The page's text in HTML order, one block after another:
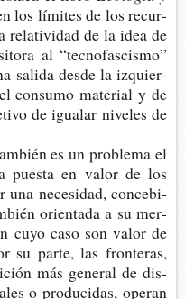
los lími­tes de los recur­
rela­ti­vi­dad de la idea de
al “tec­no­fas­cis­mo”
sali­da desde la izquier­
con­su­mo mate­rial y de
de igua­lar nive­les de
es un pro­ble­ma el
pues­ta en valor de los
una nece­si­dad, con­ce­bi­
orien­ta­da a su mer­
cuyo caso son valor de
su parte, las fron­te­ras,
más gene­ral de dis­
o pro­du­ci­das, ope­ran